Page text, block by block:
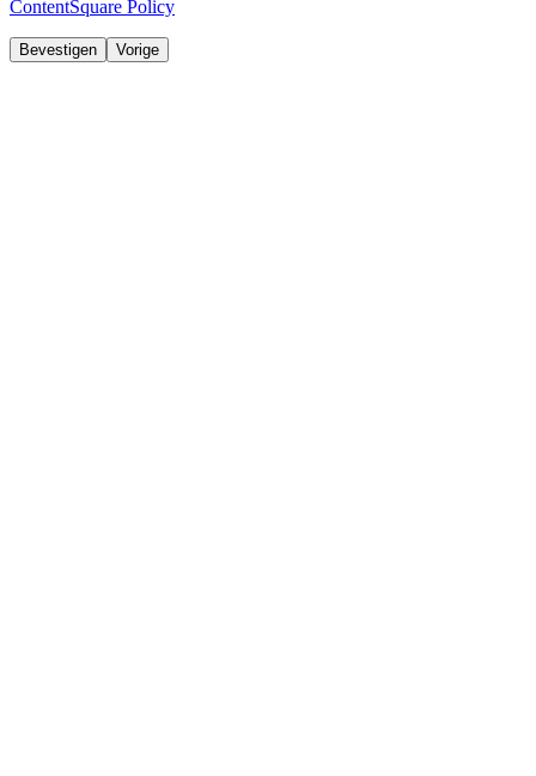
ContentSquare Policy
Bevestigen Vorige